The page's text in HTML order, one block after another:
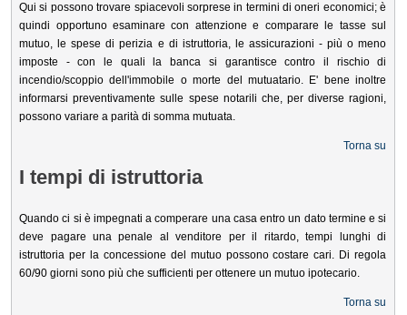
Qui si possono trovare spiacevoli sorprese in termini di oneri economici; è
quindi opportuno esaminare con attenzione e comparare le tasse sul
mutuo, le spese di perizia e di istruttoria, le assicurazioni - più o meno
imposte - con le quali la banca si garantisce contro il rischio di
incendio/scoppio dell'immobile o morte del mutuatario. E' bene inoltre
informarsi preventivamente sulle spese notarili che, per diverse ragioni,
possono variare a parità di somma mutuata.
Torna su
I tempi di istruttoria
Quando ci si è impegnati a comperare una casa entro un dato termine e si
deve pagare una penale al venditore per il ritardo, tempi lunghi di
istruttoria per la concessione del mutuo possono costare cari. Di regola
60/90 giorni sono più che sufficienti per ottenere un mutuo ipotecario.
Torna su